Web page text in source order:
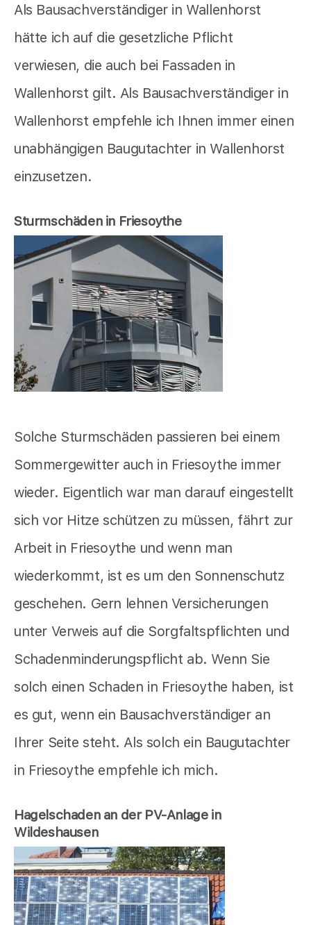
Als Bausachverständiger in Wallenhorst
hätte ich auf die gesetzliche Pflicht
verwiesen, die auch bei Fassaden in
Wallenhorst gilt. Als Bausachverständiger in
Wallenhorst empfehle ich Ihnen immer einen
unabhängigen Baugutachter in Wallenhorst
einzusetzen.
Sturmschäden in Friesoythe
Solche Sturmschäden passieren bei einem
Sommergewitter auch in Friesoythe immer
wieder. Eigentlich war man darauf eingestellt
sich vor Hitze schützen zu müssen, fährt zur
Arbeit in Friesoythe und wenn man
wiederkommt, ist es um den Sonnenschutz
geschehen. Gern lehnen Versicherungen
unter Verweis auf die Sorgfaltspflichten und
Schadenminderungspflicht ab. Wenn Sie
solch einen Schaden in Friesoythe haben, ist
es gut, wenn ein Bausachverständiger an
Ihrer Seite steht. Als solch ein Baugutachter
in Friesoythe empfehle ich mich.
Hagelschaden an der PV-Anlage in
Wildeshausen